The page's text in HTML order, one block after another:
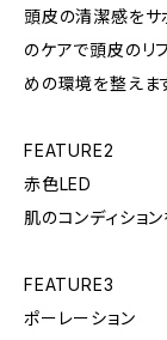
頭皮の清潔感をサ
のケアで頭皮のリ
めの環境を整えま
FEATURE2
赤色LED
肌のコンディショ
FEATURE3
ポーレーション